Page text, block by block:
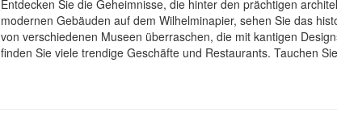
Entdecken Sie die Geheimnisse, die hinter den prächtigen
modernen Gebäuden auf dem Wilhelminapier, sehen Sie das
von verschiedenen Museen überraschen, die mit kantigen
finden Sie viele trendige Geschäfte und Restaurants. Tauchen